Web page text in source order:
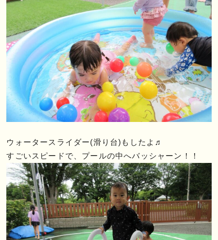
ウォータースライダー(滑り台)もしたよ♬
すごいスピードで、プールの中へバッシャーン！！